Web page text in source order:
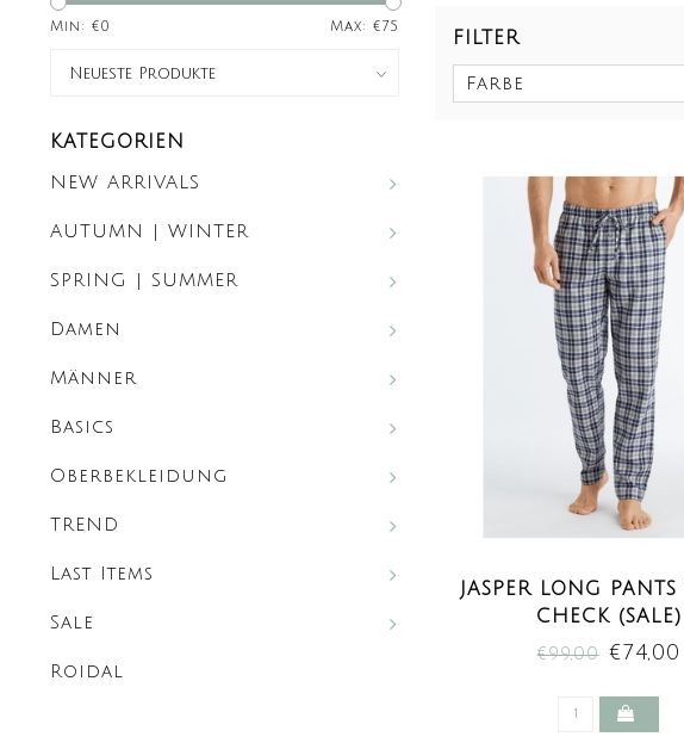
Min: €0 Max: €75
KATEGORIEN
NEW ARRIVALS
AUTUMN | WINTER
SPRING | SUMMER
Damen
Männer
Basics
Oberbekleidung
TREND
Last Items
Sale
Roidal
FILTER
Farbe
JASPER LONG
CHECK (SALE)
€99,00€74,00